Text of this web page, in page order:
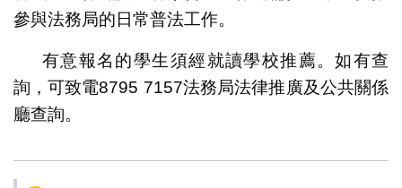
參與法務局的日常普法工作。
有意報名的學生須經就讀學校推薦。如有查
詢，可致電8795 7157法務局法律推廣及公共關係
廳查詢。